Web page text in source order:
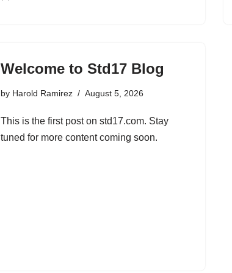
Welcome to Std17 Blog
by Harold Ramirez August 5, 2026
This is the first post on std17.com. Stay
tuned for more content coming soon.